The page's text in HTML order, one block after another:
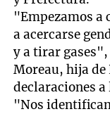
seconds
"Empezamos a
a acercarse
y a tirar
Moreau, hija de
declaraciones a
"Nos